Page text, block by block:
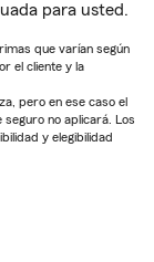
para usted.
que varían según
el cliente y la
pero en ese caso el
no aplicará. Los
y elegibilidad